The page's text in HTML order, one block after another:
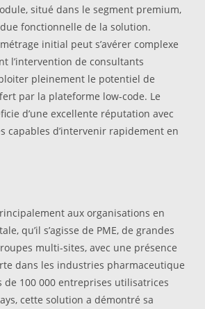
situé dans le segment premium,
fonctionnelle de la solution.
initial peut s’avérer complexe
l’intervention de consultants
pleinement le potentiel de
par la plateforme low-code. Le
d’une excellente réputation avec
capables d’intervenir rapidement en
aux organisations en
qu’il s’agisse de PME, de grandes
multi-sites, avec une présence
dans les industries pharmaceutique
de 100 000 entreprises utilisatrices
cette solution a démontré sa